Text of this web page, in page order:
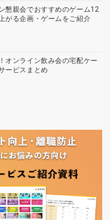
懇親会でおすすめのゲーム12
がる企画・ゲームをご紹介
オンライン飲み会の宅配ケー
ービスまとめ